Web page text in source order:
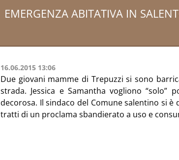
EMERGENZA ABITATIVA IN
16.06.2015 13:06
Due giovani mamme di Trepuzzi si sono
strada. Jessica e Samantha vogliono
decorosa. Il sindaco del Comune salentino si
tratti di un proclama sbandierato a uso e